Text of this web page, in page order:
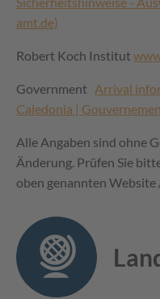
amt.de)
Robert Koch Institut
Government Arrival
Caledonia |
Alle Angaben sind ohne
Änderung. Prüfen Sie
oben genannten